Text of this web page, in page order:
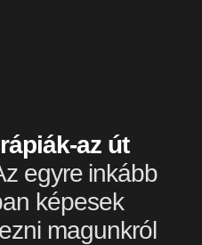
az út
egyre inkább
képesek
magunkról